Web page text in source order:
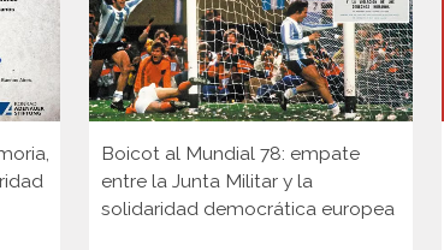
Boicot al Mundial 78: empate
entre la Junta Militar y la
solidaridad democrática europea